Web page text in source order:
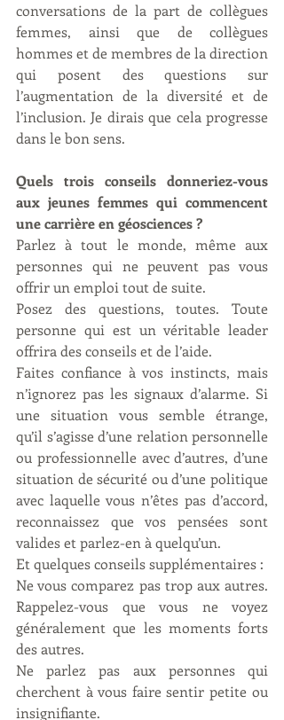
conversations de la part de collègues
femmes, ainsi que de collègues
hommes et de membres de la direction
qui posent des questions sur
l’augmentation de la diversité et de
l’inclusion. Je dirais que cela progresse
dans le bon sens.
Quels trois conseils donneriez-vous
aux jeunes femmes qui commencent
une carrière en géosciences ?
Parlez à tout le monde, même aux
personnes qui ne peuvent pas vous
offrir un emploi tout de suite.
Posez des questions, toutes. Toute
personne qui est un véritable leader
offrira des conseils et de l’aide.
Faites confiance à vos instincts, mais
n’ignorez pas les signaux d’alarme. Si
une situation vous semble étrange,
qu’il s’agisse d’une relation personnelle
ou professionnelle avec d’autres, d’une
situation de sécurité ou d’une politique
avec laquelle vous n’êtes pas d’accord,
reconnaissez que vos pensées sont
valides et parlez-en à quelqu’un.
Et quelques conseils supplémentaires :
Ne vous comparez pas trop aux autres.
Rappelez-vous que vous ne voyez
généralement que les moments forts
des autres.
Ne parlez pas aux personnes qui
cherchent à vous faire sentir petite ou
insignifiante.